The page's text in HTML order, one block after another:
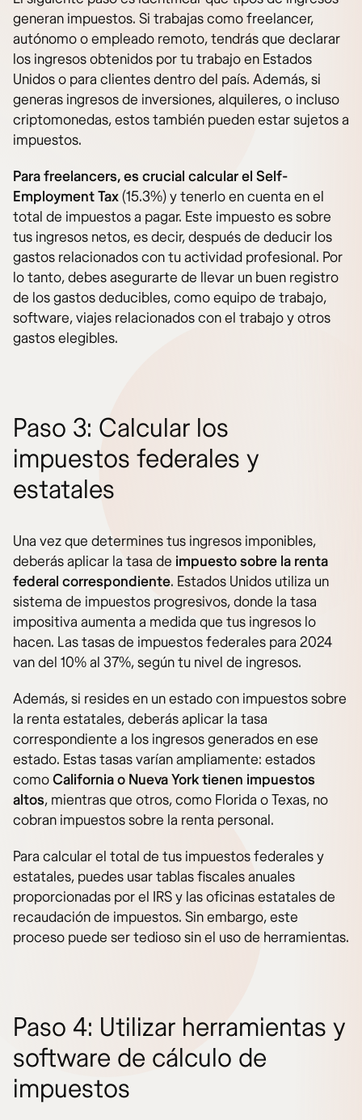
generan impuestos. Si trabajas como freelancer,
autónomo o empleado remoto, tendrás que declarar
los ingresos obtenidos por tu trabajo en Estados
Unidos o para clientes dentro del país. Además, si
generas ingresos de inversiones, alquileres, o incluso
criptomonedas, estos también pueden estar sujetos a
impuestos.
Para freelancers, es crucial calcular el Self-
Employment Tax(15.3%) y tenerlo en cuenta en el
total de impuestos a pagar. Este impuesto es sobre
tus ingresos netos, es decir, después de deducir los
gastos relacionados con tu actividad profesional. Por
lo tanto, debes asegurarte de llevar un buen registro
de los gastos deducibles, como equipo de trabajo,
software, viajes relacionados con el trabajo y otros
gastos elegibles.
Paso 3: Calcular los
impuestos federales y
estatales
Una vez que determines tus ingresos imponibles,
deberás aplicar la tasa de impuesto sobre la renta
federal correspondiente. Estados Unidos utiliza un
sistema de impuestos progresivos, donde la tasa
impositiva aumenta a medida que tus ingresos lo
hacen. Las tasas de impuestos federales para 2024
van del 10% al 37%, según tu nivel de ingresos.
Además, si resides en un estado con impuestos sobre
la renta estatales, deberás aplicar la tasa
correspondiente a los ingresos generados en ese
estado. Estas tasas varían ampliamente: estados
comoCalifornia o Nueva York tienen impuestos
altos, mientras que otros, como Florida o Texas, no
cobran impuestos sobre la renta personal.
Para calcular el total de tus impuestos federales y
estatales, puedes usar tablas fiscales anuales
proporcionadas por el IRS y las oficinas estatales de
recaudación de impuestos. Sin embargo, este
proceso puede ser tedioso sin el uso de herramientas.
Paso 4: Utilizar herramientas y
software de cálculo de
impuestos